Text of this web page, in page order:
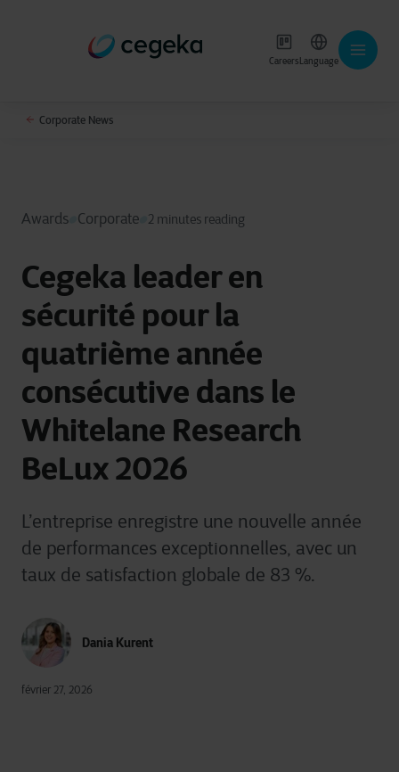
CareersLanguage
Corporate News
Awards Corporate 2 minutes reading
Cegeka leader en
sécurité pour la
quatrième année
consécutive dans le
Whitelane Research
BeLux 2026
L’entreprise enregistre une nouvelle année
de performances exceptionnelles, avec un
taux de satisfaction globale de 83 %.
Dania Kurent
février 27, 2026